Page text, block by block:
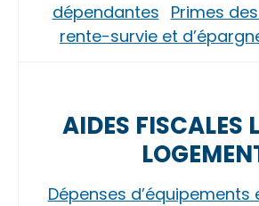
dépendantes Primes
rente-survie et
AIDES FISCALES
Dépenses d’équipements